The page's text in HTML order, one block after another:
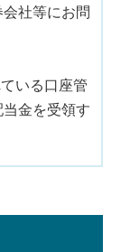
社等にお問
いる口座管
金を受領す